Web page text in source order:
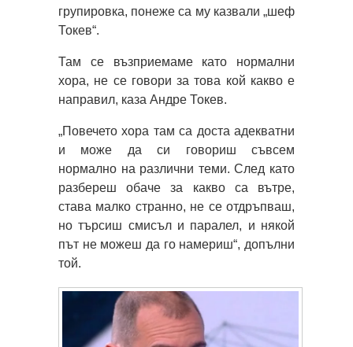
групировка, понеже са му казвали „шеф
Токев“.
Там се възприемаме като нормални
хора, не се говори за това кой какво е
направил, каза Андре Токев.
„Повечето хора там са доста адекватни
и може да си говориш съвсем
нормално на различни теми. След като
разбереш обаче за какво са вътре,
става малко странно, не се отдръпваш,
но търсиш смисъл и паралел, и някой
път не можеш да го намериш“, допълни
той.